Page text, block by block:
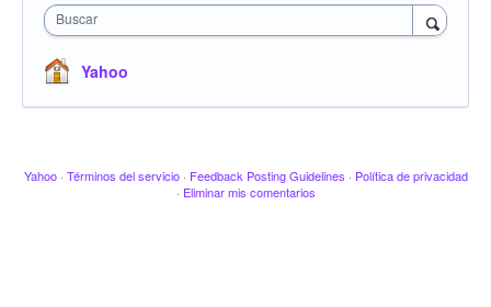
Buscar
Yahoo
Yahoo · Términos del servicio · Feedback Posting Guidelines · Política de privacidad
· Eliminar mis comentarios